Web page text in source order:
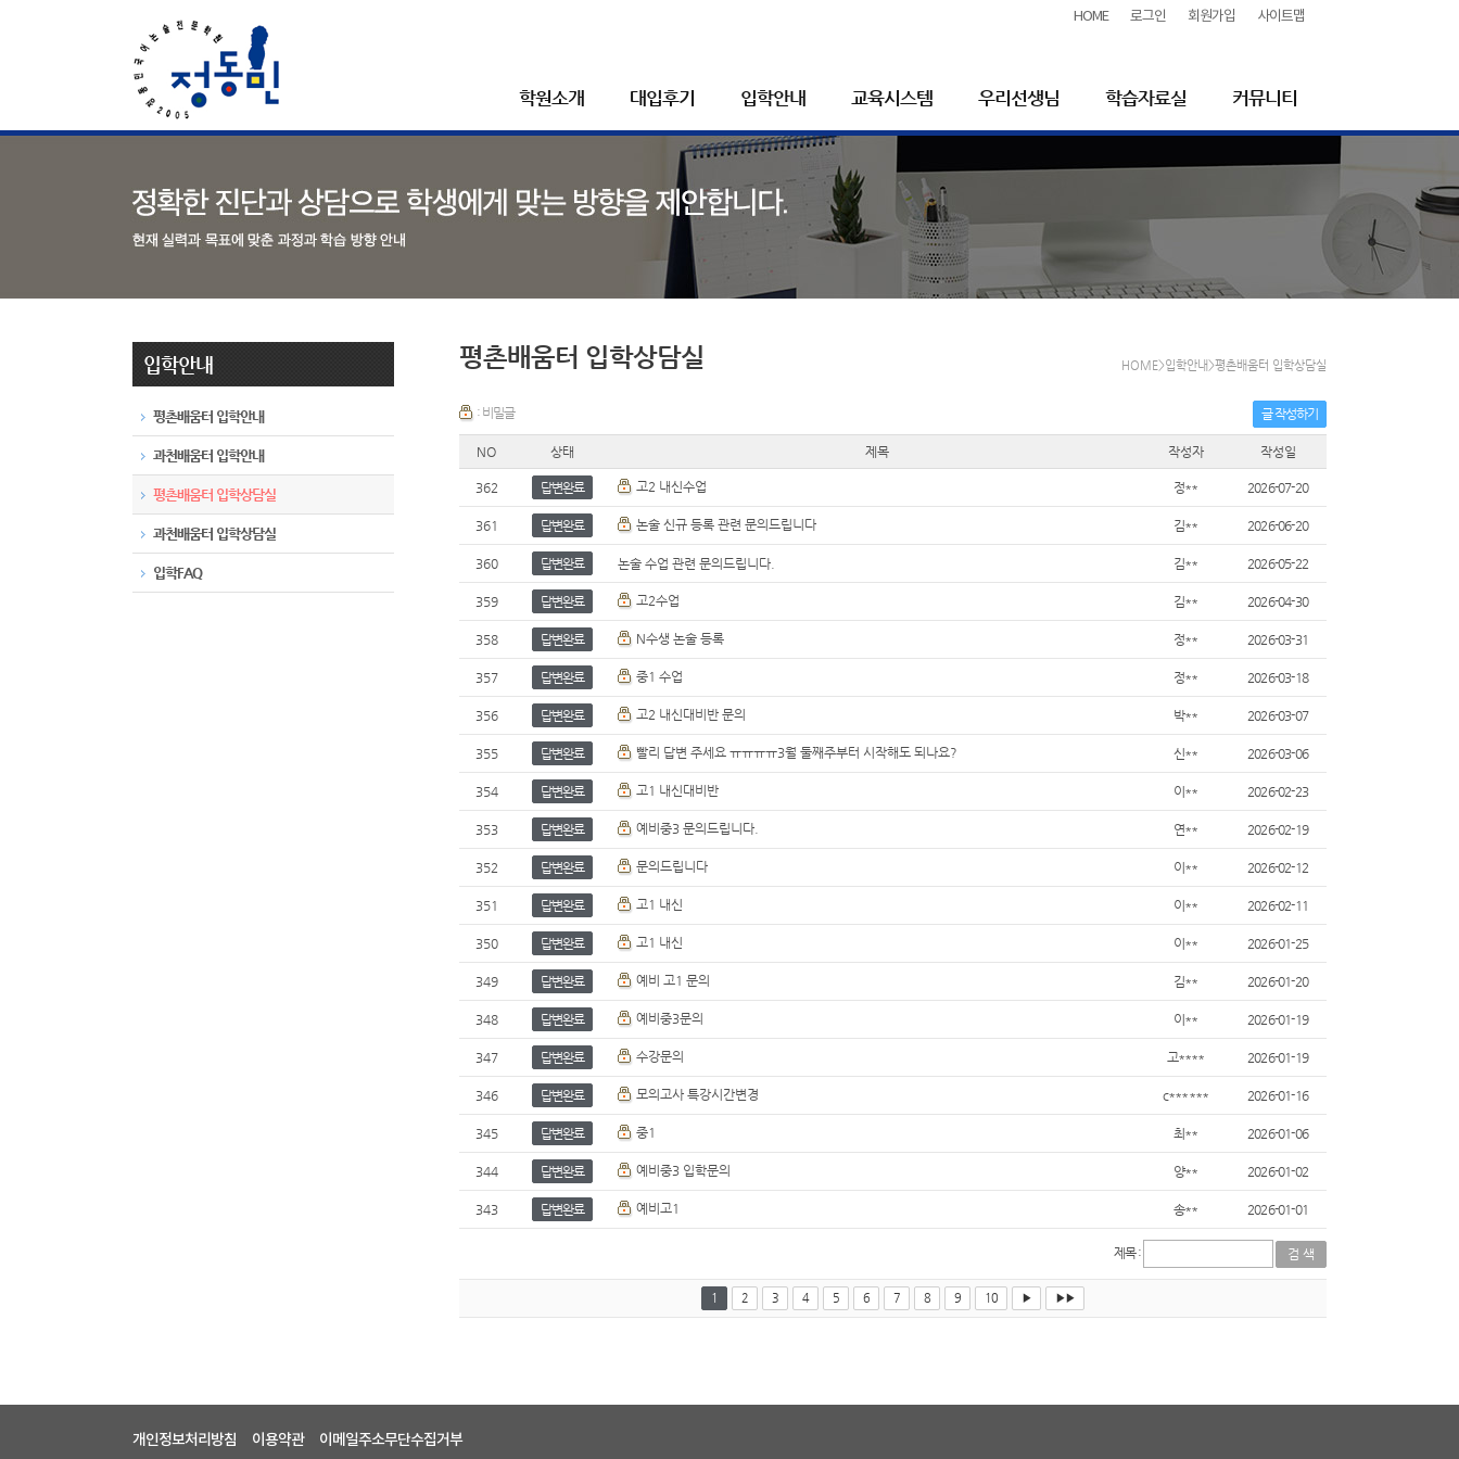
HOME 로그인 회원가입 사이트맵
학원소개 대입후기 입학안내 교육시스템 우리선생님 학습자료실 커뮤니티
입학안내
평촌배움터 입학안내
과천배움터 입학안내
평촌배움터 입학상담실
과천배움터 입학상담실
입학FAQ
평촌배움터 입학상담실 HOME>입학안내>평촌배움터 입학상담실
: 비밀글 글 작성하기
NO 상태 제목 작성자 작성일
362 답변완료 고2 내신수업 정** 2026-07-20
361 답변완료 논술 신규 등록 관련 문의드립니다 김** 2026-06-20
360 답변완료 논술 수업 관련 문의드립니다. 김** 2026-05-22
359 답변완료 고2수업 김** 2026-04-30
358 답변완료 N수생 논술 등록 정** 2026-03-31
357 답변완료 중1 수업 정** 2026-03-18
356 답변완료 고2 내신대비반 문의 박** 2026-03-07
355 답변완료 빨리 답변 주세요 ㅠㅠㅠㅠ3월 둘째주부터 시작해도 되나요? 신** 2026-03-06
354 답변완료 고1 내신대비반 이** 2026-02-23
353 답변완료 예비중3 문의드립니다. 연** 2026-02-19
352 답변완료 문의드립니다 이** 2026-02-12
351 답변완료 고1 내신 이** 2026-02-11
350 답변완료 고1 내신 이** 2026-01-25
349 답변완료 예비 고1 문의 김** 2026-01-20
348 답변완료 예비중3문의 이** 2026-01-19
347 답변완료 수강문의 고**** 2026-01-19
346 답변완료 모의고사 특강시간변경 c****** 2026-01-16
345 답변완료 중1 최** 2026-01-06
344 답변완료 예비중3 입학문의 양** 2026-01-02
343 답변완료 예비고1 송** 2026-01-01
제목 :
1 2 3 4 5 6 7 8 9 10 ▶ ▶▶
개인정보처리방침 이용약관 이메일주소무단수집거부